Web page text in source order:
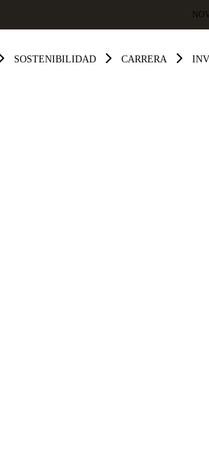
SOSTENIBILIDAD CARRERA